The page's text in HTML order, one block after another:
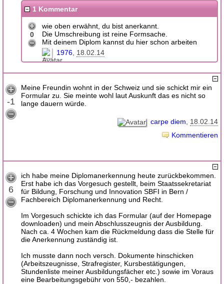
1 Kommentar
0
wie oben erwähnt, du bist anerkannt.
Die Umschreibung ist reine Formsache.
Mit deinem Diplom kannst du hier schon arbeiten
1976 18.02.14
-1
Meine Freundin wohnt in der Schweiz und sie schickt mir ein
Formular zu. Sie meinte wohl laut Auskunft das es nicht so
lange dauern würde.
carpe diem
18.02.14
Kommentieren
6
ich habe meine Diplomanerkennung heute zurückbekommen.
Erst habe ich das Vorgesuch gestellt, beim Staatssekretariat
für Bildung, Forschung und Innovation SBFI in Bern /
Fachbereich Diplomanerkennung und Recht.
Im Vorgesuch schickte ich das Formular (auf der Homepage
downloaden) und mein Abschlusszeugnis der Ausbildung.
Nach ca. 4 Wochen kam die Rückmeldung dass die Stelle für
die Anerkennung zuständig ist.
Ich musste dann noch versch. Dokumente hinschicken
(Arbeitszeugnisse, Strafregister, Kursbestätigungen,
Stundenliste meiner Ausbildungsfächer etc.) sowie im Voraus
eine Bearbeitungsgebühr von 550,- bezahlen.